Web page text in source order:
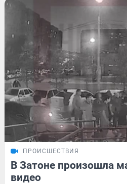
ПРОИСШЕСТВИЯ
В Затоне произошла
видео